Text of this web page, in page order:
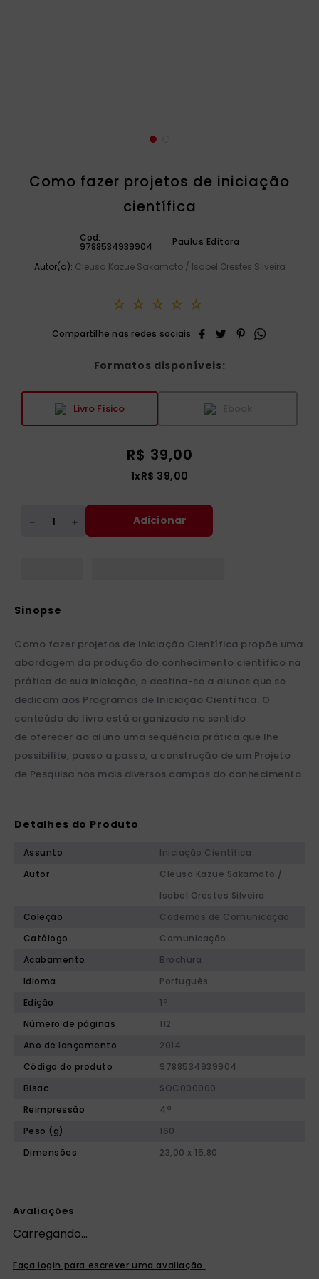
Como fazer projetos de iniciação
científica
Cod:
9788534939904 Paulus Editora
Autor(a): Cleusa Kazue Sakamoto/ Isabel Orestes Silveira
☆ ☆ ☆ ☆ ☆
Formatos disponíveis:
Livro Físico
R$ 39,00
1xR$ 39,00
＋
－ Adicionar
Como fazer projetos de Iniciação Científica propõe uma
abordagem da produção do conhecimento científico na
prática de sua iniciação, e destina-se a alunos que se
dedicam aos Programas de Iniciação Científica. O
conteúdo do livro está organizado no sentido
de oferecer ao aluno uma sequência prática que lhe
possibilite, passo a passo, a construção de um Projeto
de Pesquisa nos mais diversos campos do conhecimento.
Detalhes do Produto
Assunto
Iniciação Científica
Autor
Cleusa Kazue Sakamoto /
Isabel Orestes Silveira
Coleção
Cadernos de Comunicação
Catálogo
Comunicação
Acabamento
Brochura
Idioma
Português
Edição
1ª
Número de páginas
112
Ano de lançamento
2014
Código do produto
9788534939904
Bisac
SOC000000
Reimpressão
4ª
Peso (g)
160
Dimensões
23,00 x 15,80
Avaliações
Carregando…
Faça login para escrever uma avaliação.